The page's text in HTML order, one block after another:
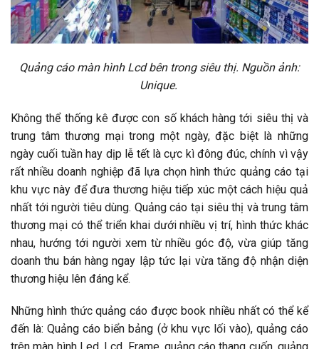
Quảng cáo màn hình Lcd bên trong siêu thị. Nguồn ảnh:
Unique.
Không thể thống kê được con số khách hàng tới siêu thị và
trung tâm thương mại trong một ngày, đặc biệt là những
ngày cuối tuần hay dịp lễ tết là cực kì đông đúc, chính vì vậy
rất nhiều doanh nghiệp đã lựa chọn hình thức quảng cáo tại
khu vực này để đưa thương hiệu tiếp xúc một cách hiệu quả
nhất tới người tiêu dùng. Quảng cáo tại siêu thị và trung tâm
thương mại có thể triển khai dưới nhiều vị trí, hình thức khác
nhau, hướng tới người xem từ nhiều góc độ, vừa giúp tăng
doanh thu bán hàng ngay lập tức lại vừa tăng độ nhận diện
thương hiệu lên đáng kể.
Những hình thức quảng cáo được book nhiều nhất có thể kể
đến là: Quảng cáo biển bảng (ở khu vực lối vào), quảng cáo